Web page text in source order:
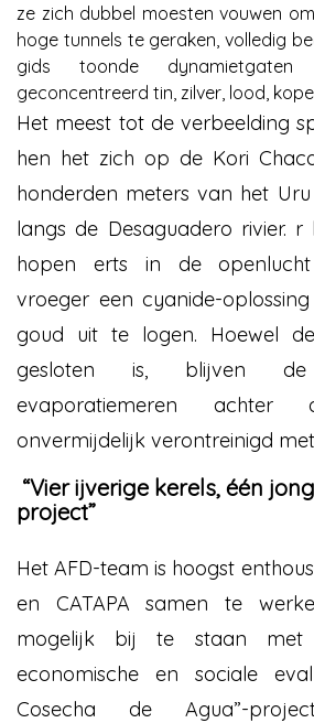
ze zich dubbel moesten vouwen
hoge tunnels te geraken, volledig
gids toonde
geconcentreerd tin, zilver, lood,
Het meest tot de verbeelding
hen het zich op de Kori
honderden meters van het
langs de Desaguadero rivier.
hopen erts in de
vroeger een cyanide-
goud uit te logen. Hoewel
gesloten is, blijven
evaporatiemeren achter
onvermijdelijk verontreinigd
“Vier ijverige kerels, één
project”
Het AFD-team is hoogst
en CATAPA samen te
mogelijk bij te staan met
economische en sociale
Cosecha de Agua”-